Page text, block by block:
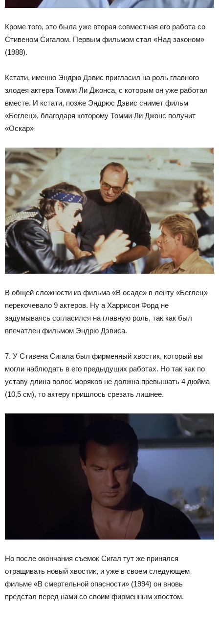
Кроме того, это была уже вторая совместная его работа со
Стивеном Сигалом. Первым фильмом стал «Над законом»
(1988).
Кстати, именно Эндрю Дэвис пригласил на роль главного
злодея актера Томми Ли Джонса, с которым он уже работал
вместе. И кстати, позже Эндрюс Дэвис снимет фильм
«Беглец», благодаря которому Томми Ли Джонс получит
«Оскар»
В общей сложности из фильма «В осаде» в ленту «Беглец»
перекочевало 9 актеров. Ну а Харрисон Форд не
задумываясь согласился на главную роль, так как был
впечатлен фильмом Эндрю Дэвиса.
7. У Стивена Сигала был фирменный хвостик, который вы
могли наблюдать в его предыдущих работах. Но так как по
уставу длина волос моряков не должна превышать 4 дюйма
(10,5 см), то актеру пришлось срезать лишнее.
Но после окончания съемок Сигал тут же принялся
отращивать новый хвостик, и уже в своем следующем
фильме «В смертельной опасности» (1994) он вновь
предстал перед нами со своим фирменным хвостом.